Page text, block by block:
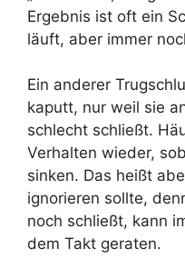
Ergebnis ist oft ein
läuft, aber immer
Ein anderer
kaputt, nur weil sie
schlecht schließt.
Verhalten wieder,
sinken. Das heißt
ignorieren sollte,
noch schließt, kann
dem Takt geraten.